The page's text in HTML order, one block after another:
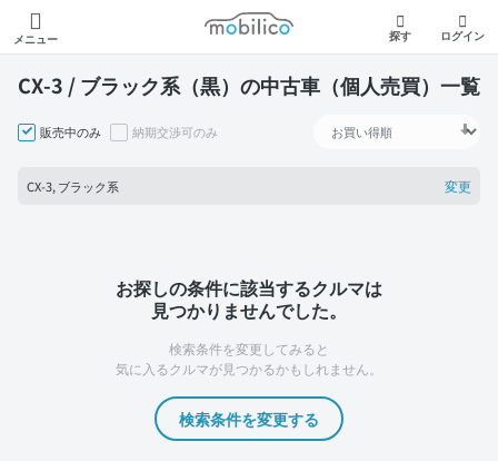
メニュー
モビリコ
探す ログイン
CX-3 / ブラック系（黒）の中古車（個人売買）一覧
販売中のみ 納期交渉可のみ
CX-3, ブラック系 変更
お探しの条件に該当するクルマは
見つかりませんでした。
検索条件を変更してみると
気に入るクルマが見つかるかもしれません。
検索条件を変更する